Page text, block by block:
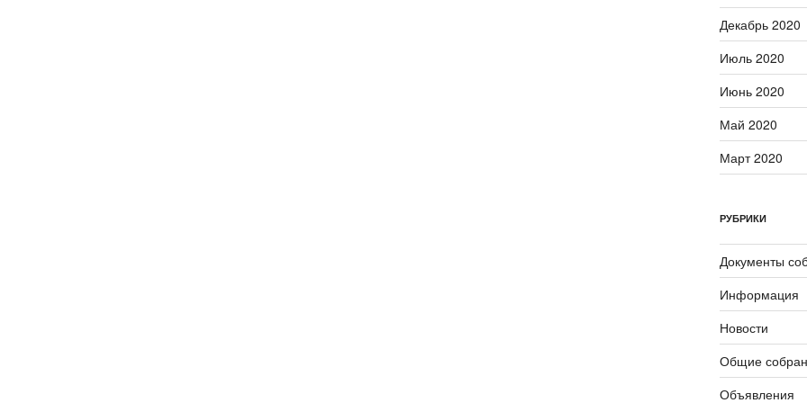
Декабрь 2020
Июль 2020
Июнь 2020
Май 2020
Март 2020
РУБРИКИ
Документы
Информация
Новости
Общие
Объявления